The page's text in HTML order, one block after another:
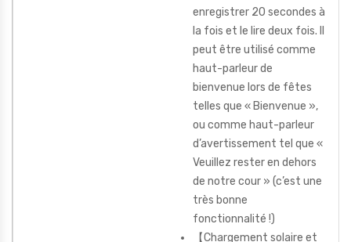
enregistrer 20 secondes à
la fois et le lire deux fois. Il
peut être utilisé comme
haut-parleur de
bienvenue lors de fêtes
telles que « Bienvenue »,
ou comme haut-parleur
d’avertissement tel que «
Veuillez rester en dehors
de notre cour » (c’est une
très bonne
fonctionnalité !)
【Chargement solaire et